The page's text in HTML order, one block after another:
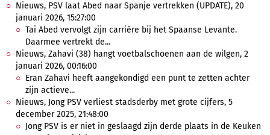
Nieuws, PSV laat Abed naar Spanje vertrekken (UPDATE), 20
januari 2026, 15:27:00
Tai Abed vervolgt zijn carrière bij het Spaanse Levante.
Daarmee vertrekt de...
Nieuws, Zahavi (38) hangt voetbalschoenen aan de wilgen, 2
januari 2026, 00:16:00
Eran Zahavi heeft aangekondigd een punt te zetten achter
zijn actieve...
Nieuws, Jong PSV verliest stadsderby met grote cijfers, 5
december 2025, 21:48:00
Jong PSV is er niet in geslaagd zijn derde plaats in de Keuken